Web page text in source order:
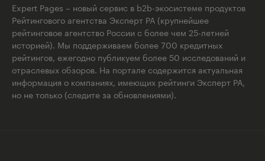
Expert Pages – новый сервис в b2b-экосистеме продуктов
Рейтингового агентства Эксперт РА (крупнейшее
рейтинговое агентство России с более чем 25-летней
историей). Мы поддерживаем более 700 кредитных
рейтингов, ежегодно публикуем более 50 исследований и
отраслевых обзоров. На портале содержится актуальная
информация о компаниях, имеющих рейтинги Эксперт РА,
но не только (следите за обновлениями).